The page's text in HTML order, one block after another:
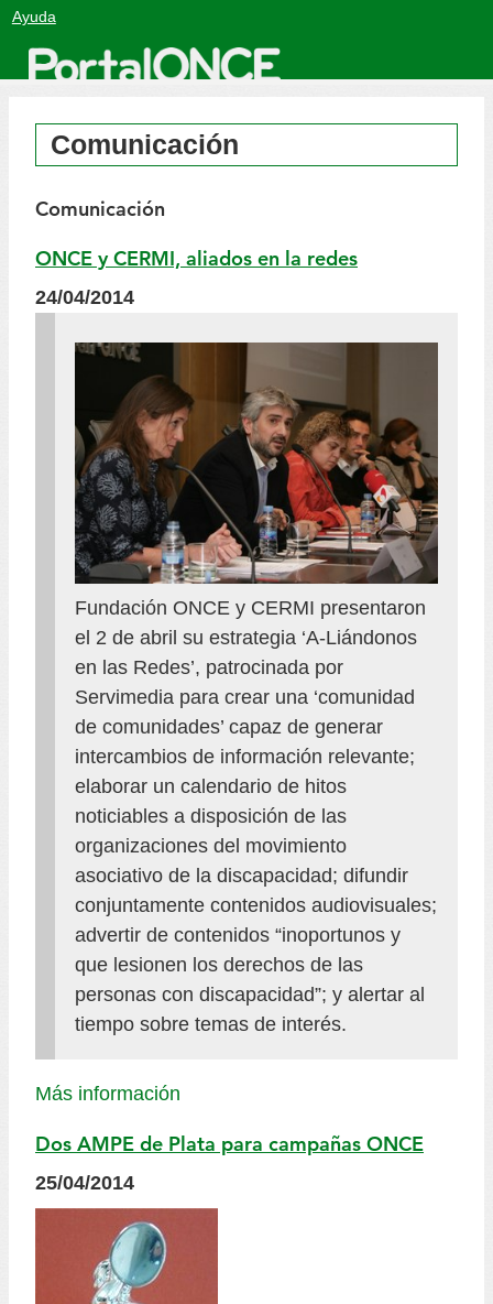
Ayuda
Comunicación
Comunicación
ONCE y CERMI, aliados en la redes
24/04/2014
Fundación ONCE y CERMI presentaron
el 2 de abril su estrategia ‘A-Liándonos
en las Redes’, patrocinada por
Servimedia para crear una ‘comunidad
de comunidades’ capaz de generar
intercambios de información relevante;
elaborar un calendario de hitos
noticiables a disposición de las
organizaciones del movimiento
asociativo de la discapacidad; difundir
conjuntamente contenidos audiovisuales;
advertir de contenidos “inoportunos y
que lesionen los derechos de las
personas con discapacidad”; y alertar al
tiempo sobre temas de interés.
Más información
Dos AMPE de Plata para campañas ONCE
25/04/2014